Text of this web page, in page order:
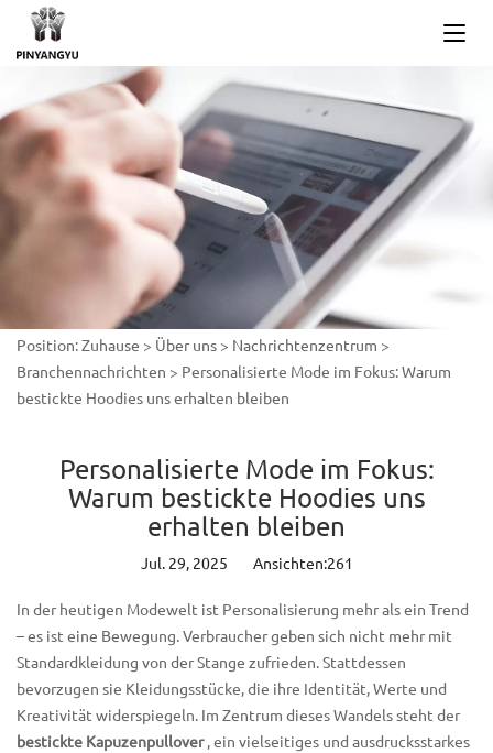
Position:Zuhause > Über uns > Nachrichtenzentrum >
Branchennachrichten > Personalisierte Mode im Fokus: Warum
bestickte Hoodies uns erhalten bleiben
Personalisierte Mode im Fokus:
Warum bestickte Hoodies uns
erhalten bleiben
Jul. 29, 2025 Ansichten:261
In der heutigen Modewelt ist Personalisierung mehr als ein Trend
– es ist eine Bewegung. Verbraucher geben sich nicht mehr mit
Standardkleidung von der Stange zufrieden. Stattdessen
bevorzugen sie Kleidungsstücke, die ihre Identität, Werte und
Kreativität widerspiegeln. Im Zentrum dieses Wandels steht der
bestickte Kapuzenpullover, ein vielseitiges und ausdrucksstarkes